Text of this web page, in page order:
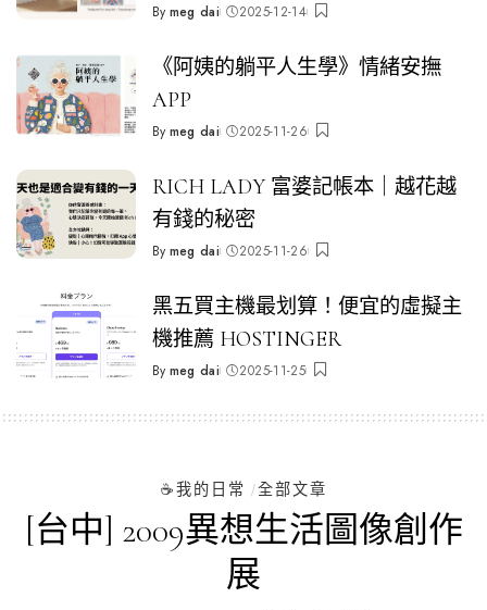
Posted
By meg dai 2025-12-14
《阿姨的躺平人生學》情緒安撫
APP
Posted
By meg dai 2025-11-26
RICH LADY 富婆記帳本｜越花越
有錢的秘密
Posted
By meg dai 2025-11-26
黑五買主機最划算！便宜的虛擬主
機推薦 HOSTINGER
Posted
By meg dai 2025-11-25
☕️我的日常 全部文章
[台中] 2009異想生活圖像創作
展